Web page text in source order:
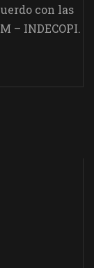
con las
– INDECOPI.